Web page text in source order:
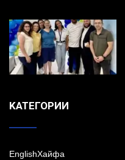
KАТЕГОРИИ
EnglishХайфа